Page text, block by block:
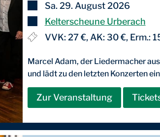
Sa. 29. August 2026
Kelterscheune Urberach
VVK: 27 €, AK: 30 €, Erm.:
Marcel Adam, der Liedermacher
und lädt zu den letzten Konzerten
Zur Veranstaltung